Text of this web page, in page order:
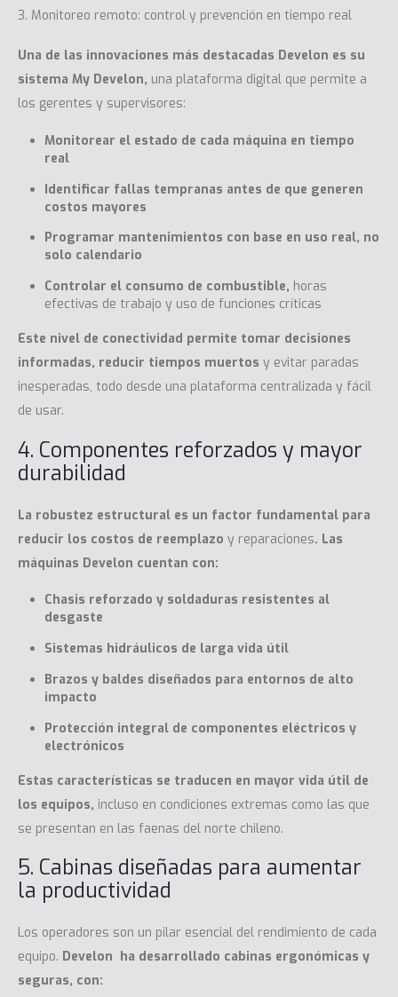
3. Monitoreo remoto: control y prevención en tiempo real
Una de las innovaciones más destacadas Develon es su
sistema My Develon, una plataforma digital que permite a
los gerentes y supervisores:
Monitorear el estado de cada máquina en tiempo
real
Identificar fallas tempranas antes de que generen
costos mayores
Programar mantenimientos con base en uso real, no
solo calendario
Controlar el consumo de combustible, horas
efectivas de trabajo y uso de funciones críticas
Este nivel de conectividad permite tomar decisiones
informadas, reducir tiempos muertos y evitar paradas
inesperadas, todo desde una plataforma centralizada y fácil
de usar.
4. Componentes reforzados y mayor
durabilidad
La robustez estructural es un factor fundamental para
reducir los costos de reemplazo y reparaciones. Las
máquinas Develon cuentan con:
Chasis reforzado y soldaduras resistentes al
desgaste
Sistemas hidráulicos de larga vida útil
Brazos y baldes diseñados para entornos de alto
impacto
Protección integral de componentes eléctricos y
electrónicos
Estas características se traducen en mayor vida útil de
los equipos, incluso en condiciones extremas como las que
se presentan en las faenas del norte chileno.
5. Cabinas diseñadas para aumentar
la productividad
Los operadores son un pilar esencial del rendimiento de cada
equipo. Develon ha desarrollado cabinas ergonómicas y
seguras, con: